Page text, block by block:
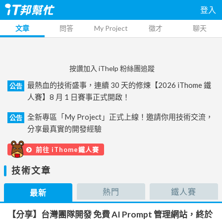
登入
文章 問答 My Project 徵才 聊天
按讚加入 iThelp 粉絲團追蹤
公告
最熱血的技術盛事，連續 30 天的修煉【2026 iThome 鐵
人賽】8 月 1 日賽事正式開啟！
公告
全新專區「My Project」正式上線！邀請你用技術交流，
分享最真實的開發經驗
前往 iThome鐵人賽
技術文章
最新 熱門 鐵人賽
【分享】台灣團隊開發 免費 AI Prompt 管理網站，終於